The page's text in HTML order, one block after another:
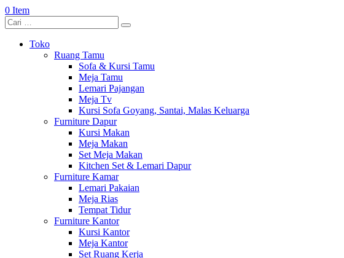
0 Item
Toko
Ruang Tamu
Sofa & Kursi Tamu
Meja Tamu
Lemari Pajangan
Meja Tv
Kursi Sofa Goyang, Santai, Malas Keluarga
Furniture Dapur
Kursi Makan
Meja Makan
Set Meja Makan
Kitchen Set & Lemari Dapur
Furniture Kamar
Lemari Pakaian
Meja Rias
Tempat Tidur
Furniture Kantor
Kursi Kantor
Meja Kantor
Set Ruang Kerja